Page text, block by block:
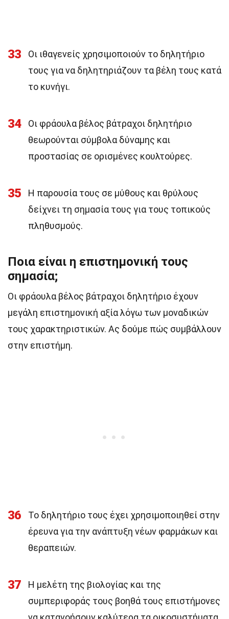
33
Οι ιθαγενείς χρησιμοποιούν το δηλητήριο
τους για να δηλητηριάζουν τα βέλη τους κατά
το κυνήγι.
34
Οι φράουλα βέλος βάτραχοι δηλητήριο
θεωρούνται σύμβολα δύναμης και
προστασίας σε ορισμένες κουλτούρες.
35
Η παρουσία τους σε μύθους και θρύλους
δείχνει τη σημασία τους για τους τοπικούς
πληθυσμούς.
Ποια είναι η επιστημονική τους
σημασία;
Οι φράουλα βέλος βάτραχοι δηλητήριο έχουν
μεγάλη επιστημονική αξία λόγω των μοναδικών
τους χαρακτηριστικών. Ας δούμε πώς συμβάλλουν
στην επιστήμη.
36
Το δηλητήριο τους έχει χρησιμοποιηθεί στην
έρευνα για την ανάπτυξη νέων φαρμάκων και
θεραπειών.
37
Η μελέτη της βιολογίας και της
συμπεριφοράς τους βοηθά τους επιστήμονες